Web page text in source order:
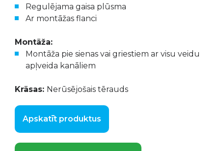
Regulējama gaisa plūsma
Ar montāžas flanci
Montāža:
Montāža pie sienas vai griestiem ar visu veidu
apļveida kanāliem
Krāsas: Nerūsējošais tērauds
Apskatīt produktus